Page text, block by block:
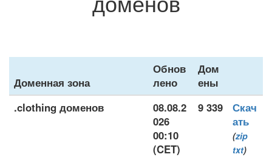
Доменная зона
Обнов
лено
Дом
ены
.clothing доменов
08.08.2
026
00:10
(CET)
9 339
Скач
ать
(zip
txt)